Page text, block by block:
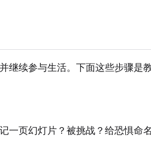
继续参与生活。下面这些步骤是
一页幻灯片？被挑战？给恐惧命